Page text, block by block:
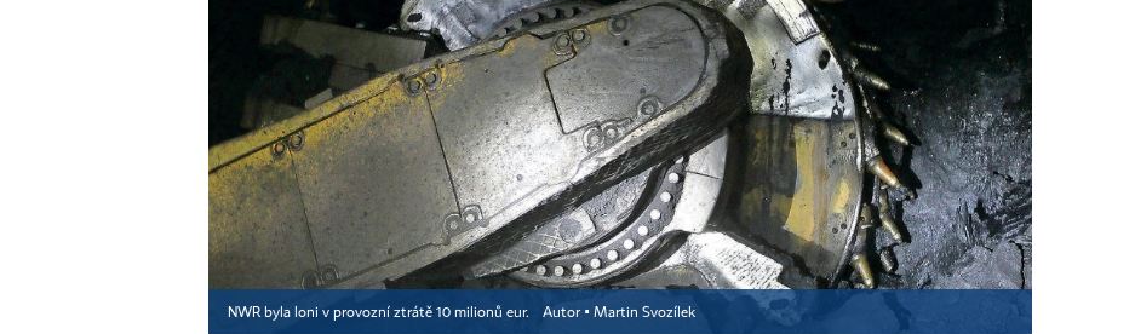
NWR byla loni v provozní ztrátě 10 milionů eur. Autor ▪ Martin Svozílek